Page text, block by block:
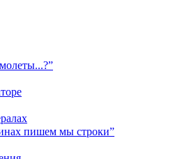
пишем мы строки”